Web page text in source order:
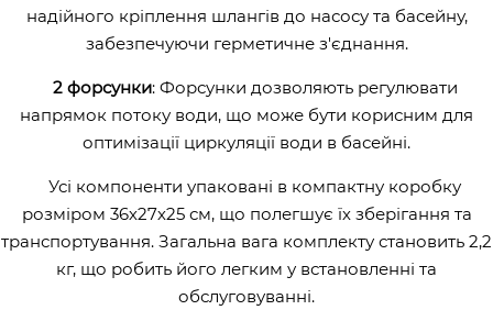
надійного кріплення шлангів до насосу та басейну,
забезпечуючи герметичне з'єднання.
2 форсунки: Форсунки дозволяють регулювати
напрямок потоку води, що може бути корисним для
оптимізації циркуляції води в басейні.
Усі компоненти упаковані в компактну коробку
розміром 36х27х25 см, що полегшує їх зберігання та
транспортування. Загальна вага комплекту становить 2,2
кг, що робить його легким у встановленні та
обслуговуванні.